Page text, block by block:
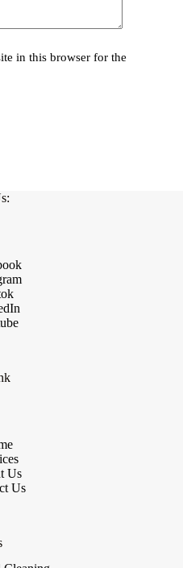
in this browser for the
Us
Us